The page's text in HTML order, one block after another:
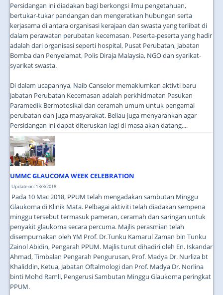
Persidangan ini diadakan bagi berkongsi ilmu pengetahuan,
bertukar-tukar pandangan dan mengeratkan hubungan serta
kerjasama di antara organisasi kerajaan dan swasta yang terlibat di
dalam perawatan perubatan kecemasan. Peserta-peserta yang hadir
adalah dari organisasi seperti hospital, Pusat Perubatan, Jabatan
Bomba dan Penyelamat, Polis Diraja Malaysia, NGO dan syarikat-
syarikat swasta.
Di dalam ucapannya, Naib Canselor memaklumkan aktivti baru
Jabatan Perubatan Kecemasan adalah perkhidmatan Pasukan
Paramedik Bermotosikal dan ceramah umum untuk pengamal
perubatan dan juga masyarakat. Beliau juga menyarankan agar
Persidangan ini dapat diteruskan lagi di masa akan datang....
UMMC GLAUCOMA WEEK CELEBRATION
Update on: 13/3/2018
Pada 10 Mac 2018, PPUM telah mengadakan sambutan Minggu
Glaukoma di Klinik Mata. Pelbagai aktiviti telah diadakan sempena
minggu tersebut termasuk pameran, ceramah dan saringan untuk
penyakit glaukoma secara percuma. Majlis perasmian telah
disempurnakan oleh YM Prof. Dr.Tunku Kamarul Zaman bin Tunku
Zainol Abidin, Pengarah PPUM. Majlis turut dihadiri oleh En. Iskandar
Ahmad, Timbalan Pengarah Pengurusan, Prof. Madya Dr. Nurliza bt
Khaliddin, Ketua, Jabatan Oftalmologi dan Prof. Madya Dr. Norlina
binti Mohd Ramli, Pengerusi Sambutan Minggu Glaukoma peringkat
PPUM.